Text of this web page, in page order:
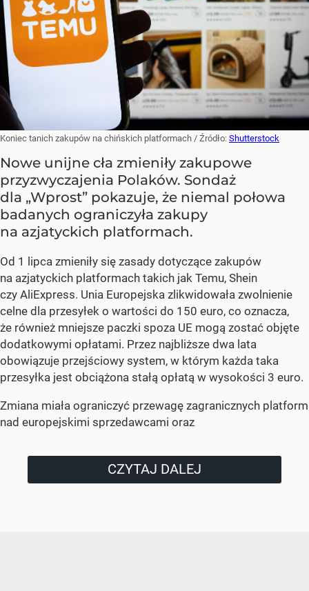
Koniec tanich zakupów na chińskich platformach / Źródło: Shutterstock
Nowe unijne cła zmieniły zakupowe
przyzwyczajenia Polaków. Sondaż
dla „Wprost” pokazuje, że niemal połowa
badanych ograniczyła zakupy
na azjatyckich platformach.
Od 1 lipca zmieniły się zasady dotyczące zakupów
na azjatyckich platformach takich jak Temu, Shein
czy AliExpress. Unia Europejska zlikwidowała zwolnienie
celne dla przesyłek o wartości do 150 euro, co oznacza,
że również mniejsze paczki spoza UE mogą zostać objęte
dodatkowymi opłatami. Przez najbliższe dwa lata
obowiązuje przejściowy system, w którym każda taka
przesyłka jest obciążona stałą opłatą w wysokości 3 euro.
Zmiana miała ograniczyć przewagę zagranicznych platform
nad europejskimi sprzedawcami oraz
CZYTAJ DALEJ